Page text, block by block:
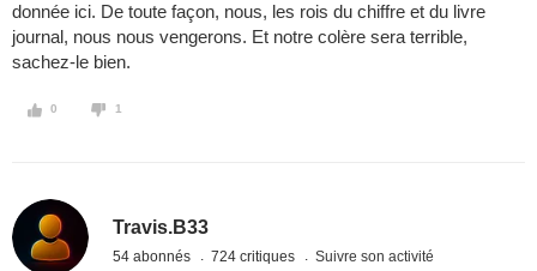
donnée ici. De toute façon, nous, les rois du chiffre et du livre
journal, nous nous vengerons. Et notre colère sera terrible,
sachez-le bien.
0 1
Travis.B33
54 abonnés 724 critiques Suivre son activité